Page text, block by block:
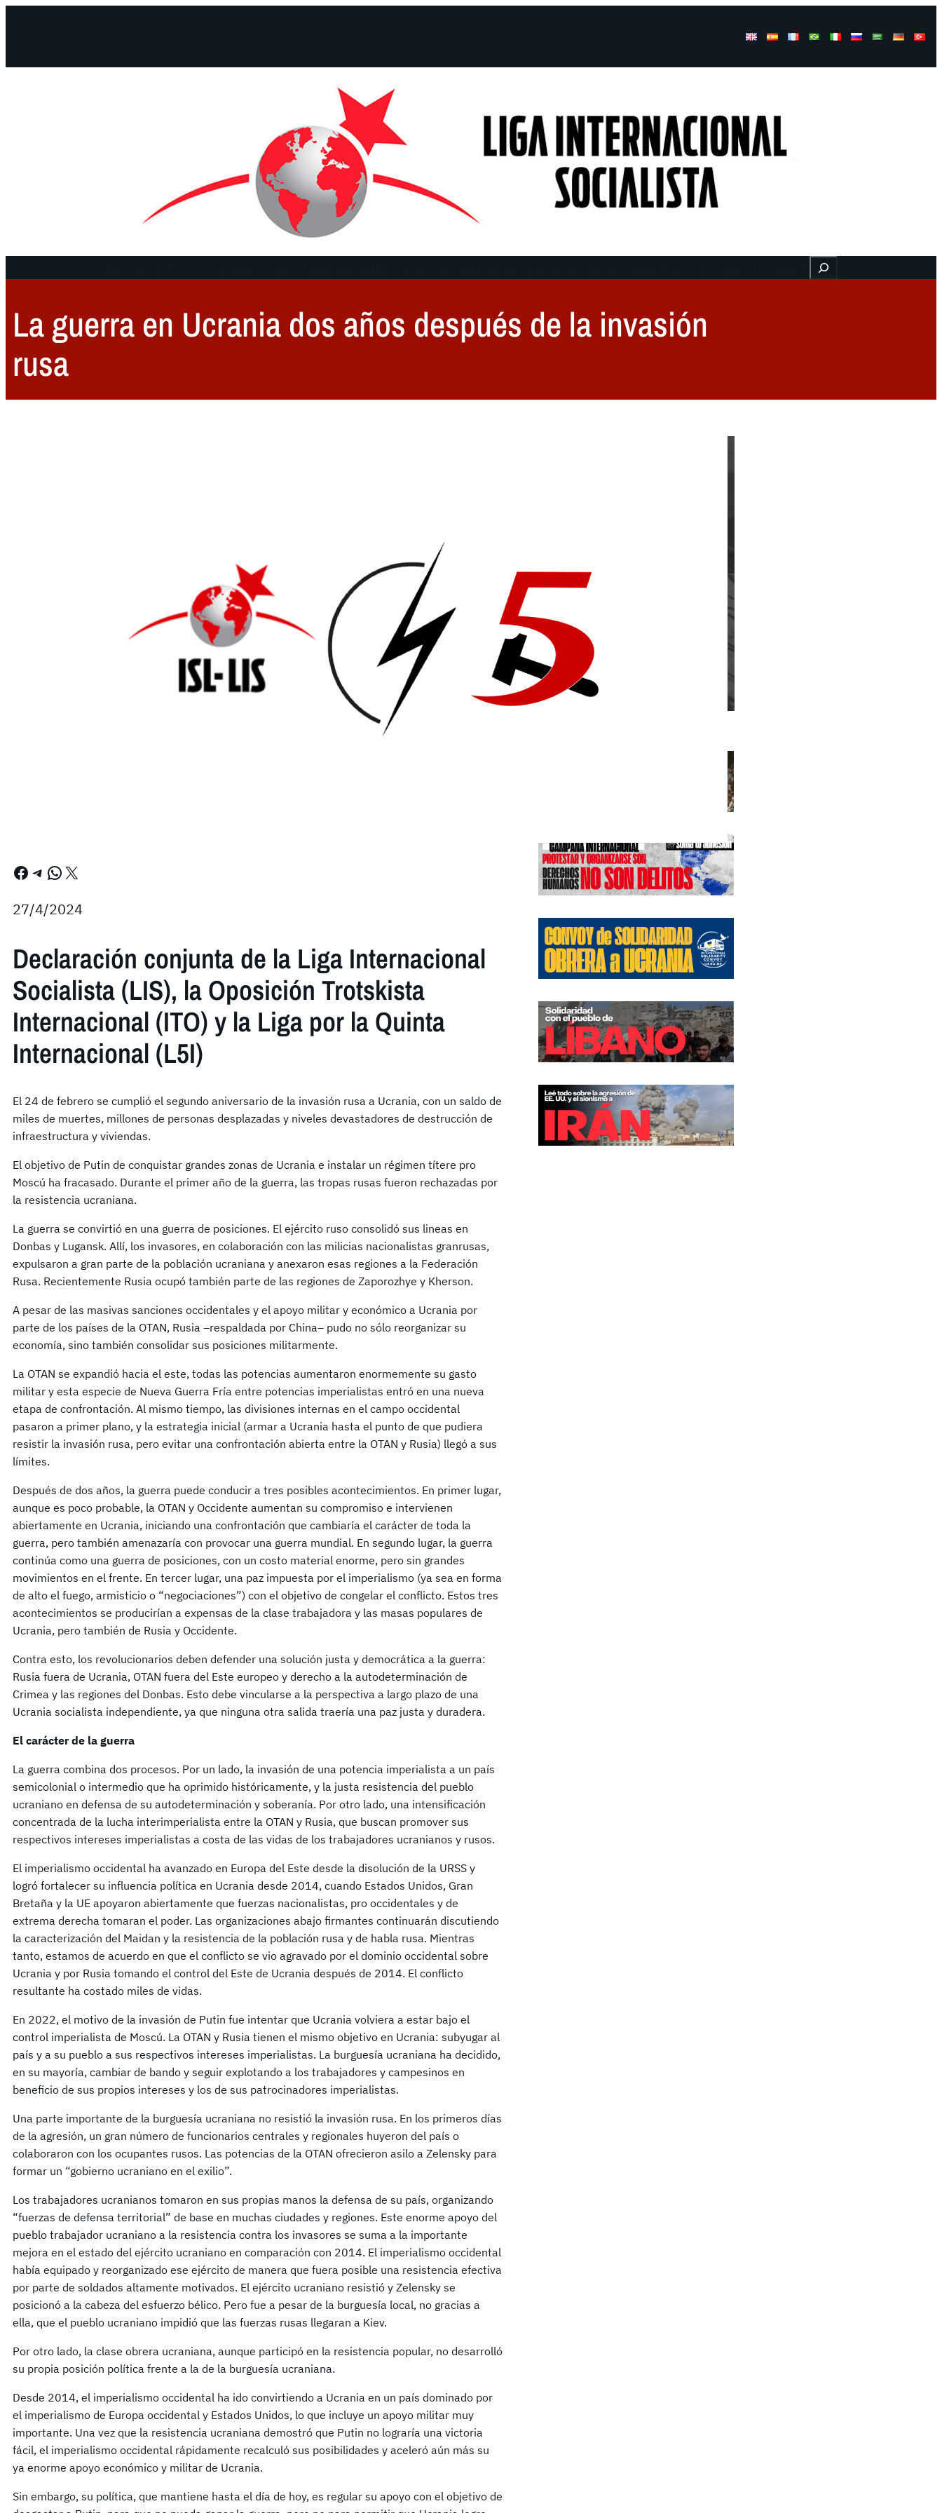
Buscar
La guerra en Ucrania dos años después de la invasión
rusa
Facebook Telegram WhatsApp X
27/4/2024
Declaración conjunta de la Liga Internacional
Socialista (LIS), la Oposición Trotskista
Internacional (ITO) y la Liga por la Quinta
Internacional (L5I)
El 24 de febrero se cumplió el segundo aniversario de la invasión rusa a Ucrania, con un saldo de
miles de muertes, millones de personas desplazadas y niveles devastadores de destrucción de
infraestructura y viviendas.
El objetivo de Putin de conquistar grandes zonas de Ucrania e instalar un régimen títere pro
Moscú ha fracasado. Durante el primer año de la guerra, las tropas rusas fueron rechazadas por
la resistencia ucraniana.
La guerra se convirtió en una guerra de posiciones. El ejército ruso consolidó sus lineas en
Donbas y Lugansk. Allí, los invasores, en colaboración con las milicias nacionalistas granrusas,
expulsaron a gran parte de la población ucraniana y anexaron esas regiones a la Federación
Rusa. Recientemente Rusia ocupó también parte de las regiones de Zaporozhye y Kherson.
A pesar de las masivas sanciones occidentales y el apoyo militar y económico a Ucrania por
parte de los países de la OTAN, Rusia –respaldada por China– pudo no sólo reorganizar su
economía, sino también consolidar sus posiciones militarmente.
La OTAN se expandió hacia el este, todas las potencias aumentaron enormemente su gasto
militar y esta especie de Nueva Guerra Fría entre potencias imperialistas entró en una nueva
etapa de confrontación. Al mismo tiempo, las divisiones internas en el campo occidental
pasaron a primer plano, y la estrategia inicial (armar a Ucrania hasta el punto de que pudiera
resistir la invasión rusa, pero evitar una confrontación abierta entre la OTAN y Rusia) llegó a sus
límites.
Después de dos años, la guerra puede conducir a tres posibles acontecimientos. En primer lugar,
aunque es poco probable, la OTAN y Occidente aumentan su compromiso e intervienen
abiertamente en Ucrania, iniciando una confrontación que cambiaría el carácter de toda la
guerra, pero también amenazaría con provocar una guerra mundial. En segundo lugar, la guerra
continúa como una guerra de posiciones, con un costo material enorme, pero sin grandes
movimientos en el frente. En tercer lugar, una paz impuesta por el imperialismo (ya sea en forma
de alto el fuego, armisticio o “negociaciones”) con el objetivo de congelar el conflicto. Estos tres
acontecimientos se producirían a expensas de la clase trabajadora y las masas populares de
Ucrania, pero también de Rusia y Occidente.
Contra esto, los revolucionarios deben defender una solución justa y democrática a la guerra:
Rusia fuera de Ucrania, OTAN fuera del Este europeo y derecho a la autodeterminación de
Crimea y las regiones del Donbas. Esto debe vincularse a la perspectiva a largo plazo de una
Ucrania socialista independiente, ya que ninguna otra salida traería una paz justa y duradera.
El carácter de la guerra
La guerra combina dos procesos. Por un lado, la invasión de una potencia imperialista a un país
semicolonial o intermedio que ha oprimido históricamente, y la justa resistencia del pueblo
ucraniano en defensa de su autodeterminación y soberanía. Por otro lado, una intensificación
concentrada de la lucha interimperialista entre la OTAN y Rusia, que buscan promover sus
respectivos intereses imperialistas a costa de las vidas de los trabajadores ucranianos y rusos.
El imperialismo occidental ha avanzado en Europa del Este desde la disolución de la URSS y
logró fortalecer su influencia política en Ucrania desde 2014, cuando Estados Unidos, Gran
Bretaña y la UE apoyaron abiertamente que fuerzas nacionalistas, pro occidentales y de
extrema derecha tomaran el poder. Las organizaciones abajo firmantes continuarán discutiendo
la caracterización del Maidan y la resistencia de la población rusa y de habla rusa. Mientras
tanto, estamos de acuerdo en que el conflicto se vio agravado por el dominio occidental sobre
Ucrania y por Rusia tomando el control del Este de Ucrania después de 2014. El conflicto
resultante ha costado miles de vidas.
En 2022, el motivo de la invasión de Putin fue intentar que Ucrania volviera a estar bajo el
control imperialista de Moscú. La OTAN y Rusia tienen el mismo objetivo en Ucrania: subyugar al
país y a su pueblo a sus respectivos intereses imperialistas. La burguesía ucraniana ha decidido,
en su mayoría, cambiar de bando y seguir explotando a los trabajadores y campesinos en
beneficio de sus propios intereses y los de sus patrocinadores imperialistas.
Una parte importante de la burguesía ucraniana no resistió la invasión rusa. En los primeros días
de la agresión, un gran número de funcionarios centrales y regionales huyeron del país o
colaboraron con los ocupantes rusos. Las potencias de la OTAN ofrecieron asilo a Zelensky para
formar un “gobierno ucraniano en el exilio”.
Los trabajadores ucranianos tomaron en sus propias manos la defensa de su país, organizando
“fuerzas de defensa territorial” de base en muchas ciudades y regiones. Este enorme apoyo del
pueblo trabajador ucraniano a la resistencia contra los invasores se suma a la importante
mejora en el estado del ejército ucraniano en comparación con 2014. El imperialismo occidental
había equipado y reorganizado ese ejército de manera que fuera posible una resistencia efectiva
por parte de soldados altamente motivados. El ejército ucraniano resistió y Zelensky se
posicionó a la cabeza del esfuerzo bélico. Pero fue a pesar de la burguesía local, no gracias a
ella, que el pueblo ucraniano impidió que las fuerzas rusas llegaran a Kiev.
Por otro lado, la clase obrera ucraniana, aunque participó en la resistencia popular, no desarrolló
su propia posición política frente a la de la burguesía ucraniana.
Desde 2014, el imperialismo occidental ha ido convirtiendo a Ucrania en un país dominado por
el imperialismo de Europa occidental y Estados Unidos, lo que incluye un apoyo militar muy
importante. Una vez que la resistencia ucraniana demostró que Putin no lograría una victoria
fácil, el imperialismo occidental rápidamente recalculó sus posibilidades y aceleró aún más su
ya enorme apoyo económico y militar de Ucrania.
Sin embargo, su política, que mantiene hasta el día de hoy, es regular su apoyo con el objetivo de